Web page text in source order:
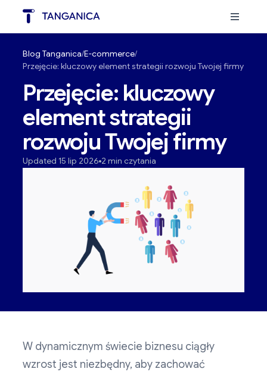
Blog Tanganica E-commerce
Przejęcie: kluczowy element strategii rozwoju Twojej firmy
Przejęcie: kluczowy
element strategii
rozwoju Twojej firmy
Updated 15 lip 2026 2 min czytania
W dynamicznym świecie biznesu ciągły
wzrost jest niezbędny, aby zachować